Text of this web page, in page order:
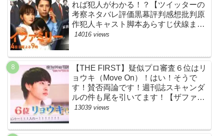
れば犯人がわかる！？【ツイッターの
考察ネタバレ評価黒幕評判感想批判原
作犯人キャスト脚本あらすじ伏線まと
め】
14016 views
【THE FIRST】疑似プロ審査６位はリ
ョウキ（Move On）！はい！そうで
す！賛否両論です！週刊誌スキャンダ
ルの件も尾を引いてます！【ザファー
スト・ネットのネタバレ感想考察まと
13039 views